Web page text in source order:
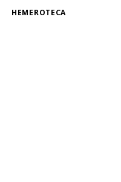
HEMEROTECA